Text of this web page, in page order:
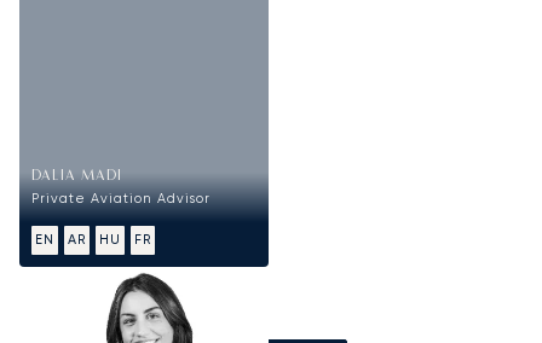
DALIA MADI
Private Aviation Advisor
EN AR HU FR